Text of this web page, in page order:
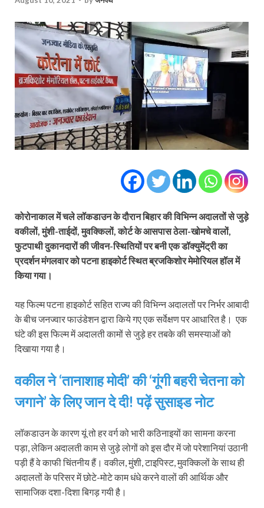
कोरोनाकाल में चले लॉकडाउन के दौरान बिहार की विभिन्‍न ‍अदालतों से जुड़े
व‍कीलों, मुंशी-ताईदों, मुवक्किलों, कोर्ट के आसपास ठेला-खोमचे वालों,
फुटपाथी दुकानदारों की जीवन-स्थितियों पर बनी एक डॉक्युमेंट्री का
प्रदर्शन मंगलवार को पटना हाइकोर्ट स्थित ब्रजकिशोर मेमोरियल हॉल में
किया गया।
यह फिल्‍म पटना हाइकोर्ट सहित राज्‍य की विभिन्‍न अदालतों पर निर्भर आबादी
के बीच जनज्‍वार फाउंडेशन द्वारा किये गए एक सर्वेक्षण पर आधारित है। एक
घंटे की इस फिल्‍म में अदालती कामों से जुड़े हर तबके की समस्याओं को
दिखाया गया है।
वकील ने ‘तानाशाह मोदी’ की ‘गूंगी बहरी चेतना को
जगाने’ के लिए जान दे दी! पढ़ें सुसाइड नोट
लॉकडाउन के कारण यूं तो हर वर्ग को भारी कठिनाइयों का सामना करना
पड़ा, लेकिन अदालती काम से जुड़े लोगों को इस दौर में जो परेशानियां उठानी
पड़ी हैं वे काफी चिंतनीय हैं। वकील, मुंशी, टाइपिस्ट, मुवक्किलों के साथ ही
अदालतों के परिसर में छोटे-मोटे काम धंधे करने वालों की आर्थिक और
सामाजिक दशा-दिशा बिगड़ गयी है।